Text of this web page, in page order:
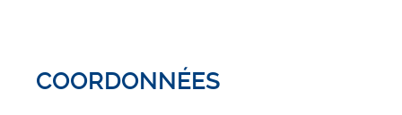
COORDONNÉES